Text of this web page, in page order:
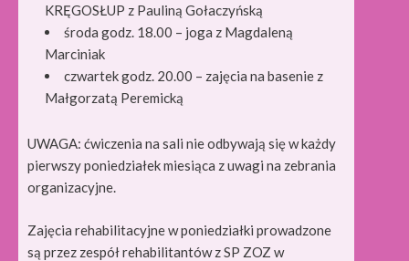
KRĘGOSŁUP z Pauliną Gołaczyńską
środa godz. 18.00 – joga z Magdaleną
Marciniak
czwartek godz. 20.00 – zajęcia na basenie z
Małgorzatą Peremicką
UWAGA: ćwiczenia na sali nie odbywają się w każdy
pierwszy poniedziałek miesiąca z uwagi na zebrania
organizacyjne.
Zajęcia rehabilitacyjne w poniedziałki prowadzone
są przez zespół rehabilitantów z SP ZOZ w